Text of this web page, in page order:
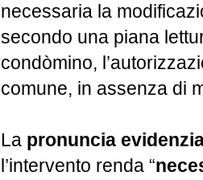
necessaria la
secondo una piana
condòmino,
comune, in assenza di
La pronuncia
l’intervento renda “